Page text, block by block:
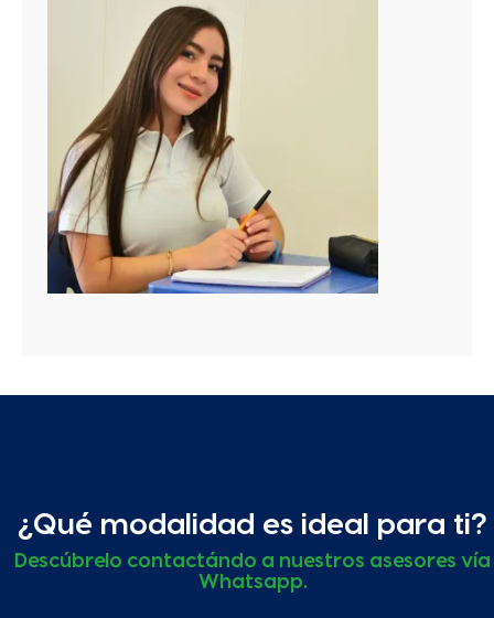
¿Qué modalidad es ideal para ti?
Descúbrelo contactándo a nuestros asesores vía
Whatsapp.